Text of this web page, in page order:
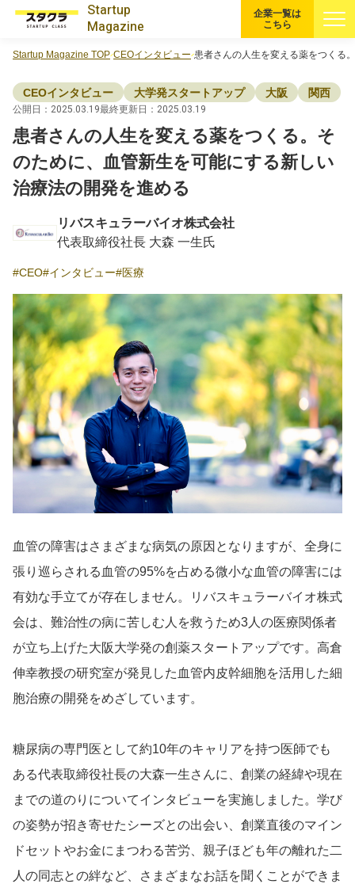
Startup
Magazine
注目スタートアップ
イベント・セミナー
特集記事
CEOインタビュー
大学発スタートアップ
導入事例
Startup Magazine
企業一覧は
こちら
Startup Magazine TOP CEOインタビュー 患者さんの人生を変える薬をつくる
CEOインタビュー 大学発スタートアップ 大阪 関西
公開日：2025.03.19最終更新日：2025.03.19
患者さんの人生を変える薬をつくる。そ
のために、血管新生を可能にする新しい
治療法の開発を進める
リバスキュラーバイオ株式会社
代表取締役社長 大森 一生氏
CEO インタビュー 医療
血管の障害はさまざまな病気の原因となりますが、全身に
張り巡らされる血管の95%を占める微小な血管の障害には
有効な手立てが存在しません。リバスキュラーバイオ株式
会は、難治性の病に苦しむ人を救うため3人の医療関係者
が立ち上げた大阪大学発の創薬スタートアップです。高倉
伸幸教授の研究室が発見した血管内皮幹細胞を活用した細
胞治療の開発をめざしています。
糖尿病の専門医として約10年のキャリアを持つ医師でも
ある代表取締役社長の大森一生さんに、創業の経緯や現在
までの道のりについてインタビューを実施しました。学び
の姿勢が招き寄せたシーズとの出会い、創業直後のマイン
ドセットやお金にまつわる苦労、親子ほども年の離れた二
人の同志との絆など、さまざまなお話を聞くことができま